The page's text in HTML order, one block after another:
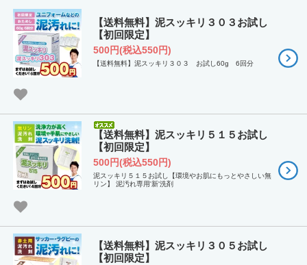
【送料無料】泥スッキリ３０３お試し
【初回限定】
500円(税込550円)
【送料無料】泥スッキリ３０３ お試し60g 6回分
【送料無料】泥スッキリ５１５お試し
【初回限定】
500円(税込550円)
泥スッキリ５１５お試し【環境やお肌にもっとやさしい無
リン】 泥汚れ専用'新'洗剤
【送料無料】泥スッキリ３０５お試し
【初回限定】